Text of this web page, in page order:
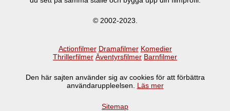
© 2002-2023.
Actionfilmer Dramafilmer Komedier
Thrillerfilmer Äventyrsfilmer Barnfilmer
Den här sajten använder sig av cookies för att förbättra
användaruppleelsen. Läs mer
Sitemap